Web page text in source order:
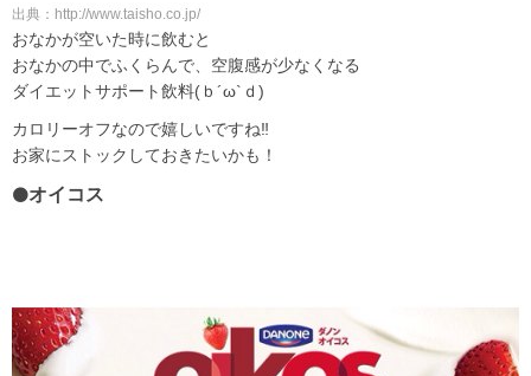
出典：http://www.taisho.co.jp/
おなかが空いた時に飲むと
おなかの中でふくらんで、空腹感が少なくなる
ダイエットサポート飲料(ｂ´ω`ｄ)
カロリーオフなので嬉しいですね‼
お家にストックしておきたいかも！
⚫オイコス